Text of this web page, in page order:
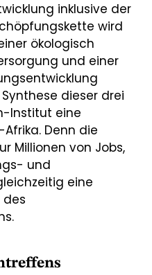
inklusive der
wird
ökologisch
und einer
dieser drei
Institut eine
Denn die
Millionen von Jobs,
und
eine